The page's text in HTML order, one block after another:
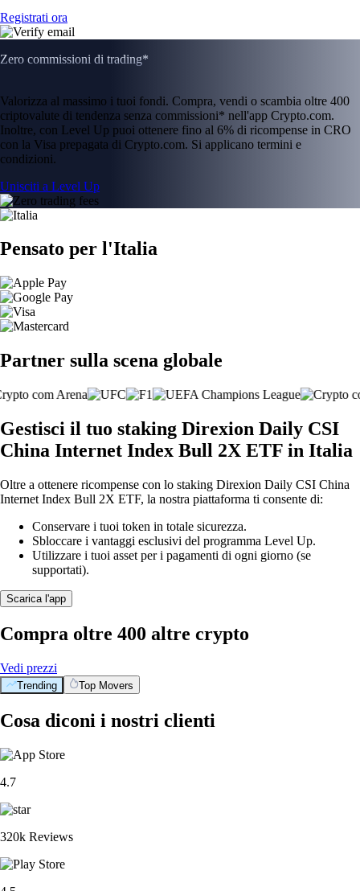
Registrati ora
Zero commissioni di trading*
Valorizza al massimo i tuoi fondi. Compra, vendi o scambia oltre 400
criptovalute di tendenza senza commissioni* nell'app Crypto.com.
Inoltre, con Level Up puoi ottenere fino al 6% di ricompense in CRO
con la Visa prepagata di Crypto.com. Si applicano termini e
condizioni.
Unisciti a Level Up
Pensato per l'Italia
Partner sulla scena globale
Gestisci il tuo staking Direxion Daily CSI
China Internet Index Bull 2X ETF in Italia
Oltre a ottenere ricompense con lo staking Direxion Daily CSI China
Internet Index Bull 2X ETF, la nostra piattaforma ti consente di:
Conservare i tuoi token in totale sicurezza.
Sbloccare i vantaggi esclusivi del programma Level Up.
Utilizzare i tuoi asset per i pagamenti di ogni giorno (se
supportati).
Scarica l'app
Compra oltre 400 altre crypto
Vedi prezzi
Trending Top Movers
Cosa diconi i nostri clienti
4.7
320k Reviews